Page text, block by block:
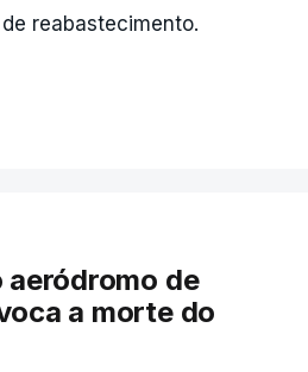
reabastecimento.
de
a morte do